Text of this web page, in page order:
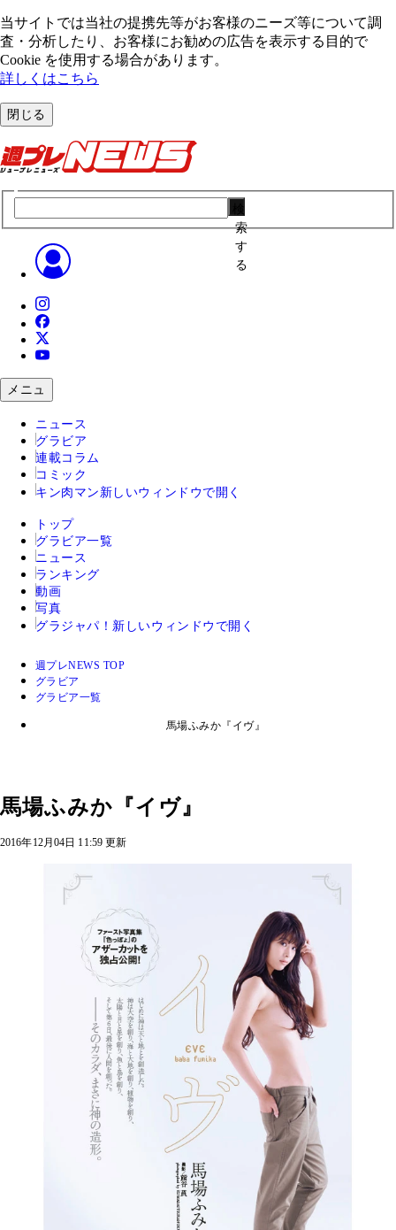
当サイトでは当社の提携先等がお客様のニーズ等について調
査・分析したり、お客様にお勧めの広告を表⽰する⽬的で
Cookie を使⽤する場合があります。
詳しくはこちら
閉じる
索
す
る
メニュ
ニュース
グラビア
連載コラム
コミック
キン肉マン 新しいウィンドウで開く
トップ
グラビア一覧
ニュース
ランキング
動画
写真
グラジャパ！ 新しいウィンドウで開く
週プレNEWS TOP
グラビア
グラビア一覧
馬場ふみか『イヴ』
馬場ふみか『イヴ』
2016年12月04日 11:59 更新